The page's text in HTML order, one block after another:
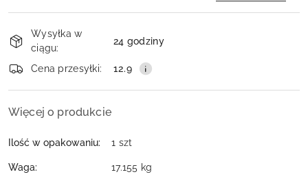
i
dostawa
Wysyłka w
ciągu:
24 godziny
Cena przesyłki: 12.9
Więcej o produkcie
Ilość w opakowaniu: 1 szt
Waga: 17.155 kg